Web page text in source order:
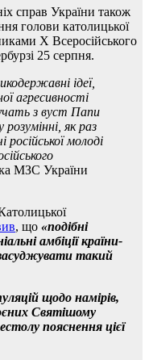
справ України також
голови католицької
Х Всеросійського
25 серпня.
ідеї,
агресивності
з вуст Папи
як раз
молоді
МЗС України
, що «подібні
амбіції країни-
такий
щодо намірів,
Святішому
пояснення цієї